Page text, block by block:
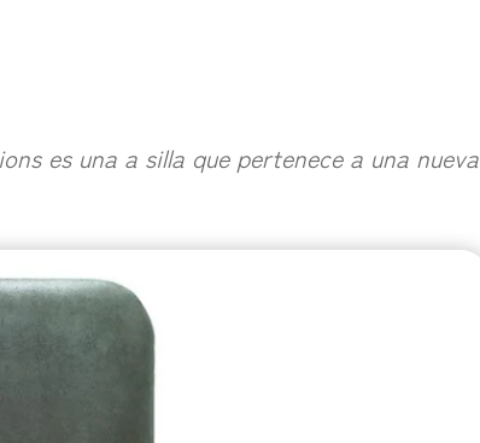
es una a silla que pertenece a una nueva